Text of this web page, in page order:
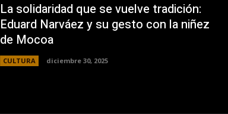
La solidaridad que se vuelve tradición:
Eduard Narváez y su gesto con la niñez
de Mocoa
CULTURA diciembre 30, 2025